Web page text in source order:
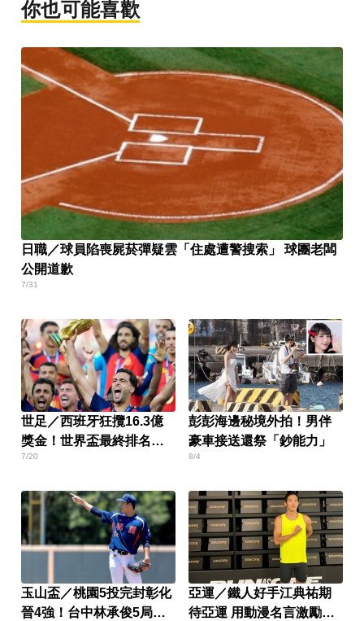
你也可能喜歡
日職／球員陷喪屍菸彈疑雲「住處遭警搜索」 球團老闆
公開道歉
7/31
世足／西班牙狂攬16.3億
獎金！世界盃最終排名出
爐
7/20
彭彭海邊秘境外拍！男伴
豪車接送還祭「鈔能力」
8/4
玉山盃／桃園5投完封彰化
晉4強！台中林承俊5局好
亞運／鐵人好手江典祐期
待亞運 用動漫名言激勵自